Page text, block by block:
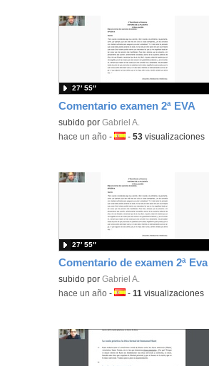
Comentario examen 2ª EVA
Contenido educativo.
subido porGabriel A.
27′ 55″
-hace un año -Idioma:
-53 visualizaciones
Comentario de examen 2ª Eva
Contenido educativo.
subido porGabriel A.
27′ 55″
-hace un año -Idioma:
-11 visualizaciones